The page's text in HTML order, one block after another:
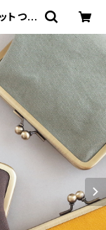
トつき